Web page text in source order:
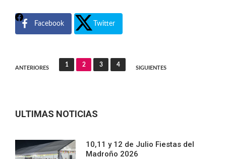
Facebook Twitter
Navegación
ANTERIORES
1 2 3 4
SIGUIENTES
ULTIMAS NOTICIAS
10,11 y 12 de Julio Fiestas del
Madroño 2026